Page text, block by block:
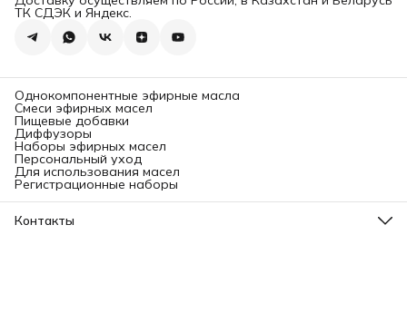
ТК СДЭК и Яндекс.
Однокомпонентные эфирные масла
Смеси эфирных масел
Пищевые добавки
Диффузоры
Наборы эфирных масел
Персональный уход
Для использования масел
Регистрационные наборы
Контакты